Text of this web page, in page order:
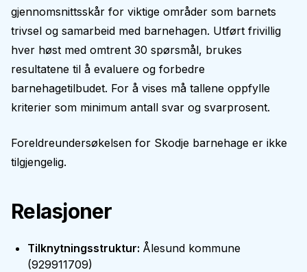
gjennomsnittsskår for viktige områder som barnets
trivsel og samarbeid med barnehagen. Utført frivillig
hver høst med omtrent 30 spørsmål, brukes
resultatene til å evaluere og forbedre
barnehagetilbudet. For å vises må tallene oppfylle
kriterier som minimum antall svar og svarprosent.
Foreldreundersøkelsen for Skodje barnehage er ikke
tilgjengelig.
Relasjoner
Tilknytningsstruktur: Ålesund kommune
(929911709)